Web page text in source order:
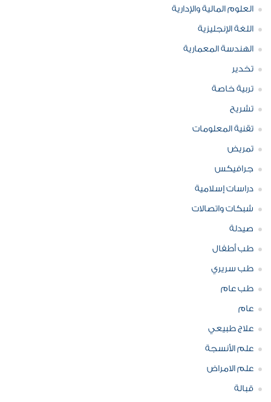
العلوم المالية والإدارية
اللغة الإنجليزية
الهندسة المعمارية
تخدير
تربية خاصة
تشريح
تقنية المعلومات
تمريض
جرافيكس
دراسات إسلامية
شبكات واتصالات
صيدلة
طب أطفال
طب سريري
طب عام
عام
علاج طبيعي
علم الأنسجة
علم الامراض
قبالة